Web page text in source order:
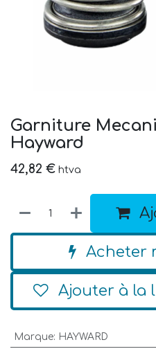
Garniture
Hayward
42,82 € htva
Acheter
Ajouter à la
Marque: HAYWARD